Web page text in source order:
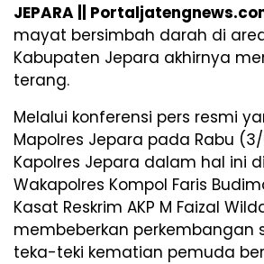
JEPARA ||
mayat bersimbah darah di
Kabupaten Jepara akhirnya
terang.
Melalui konferensi pers resmi
Mapolres Jepara pada Rabu
Kapolres Jepara dalam hal ini
Wakapolres Kompol Faris
Kasat Reskrim AKP M Faizal
membeberkan perkembangan
teka-teki kematian pemuda